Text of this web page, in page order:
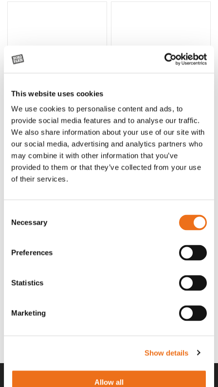
This website uses cookies
We use cookies to personalise content and ads, to
provide social media features and to analyse our traffic.
We also share information about your use of our site with
our social media, advertising and analytics partners who
may combine it with other information that you’ve
provided to them or that they’ve collected from your use
of their services.
Selection
Necessary
Preferences
Statistics
Marketing
Show details
Allow all
Lägg till i varukorg
Rotor, komplett med slagor
OR80013456G
35 730kr (ex. moms)
Grön truckknapp
A00220
530kr (ex. moms)
finger spakställ